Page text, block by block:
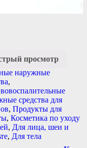
просмотр
наружные
,
средства для
, Продукты для
, Косметика по уходу
, Для лица, шеи и
, Для тела